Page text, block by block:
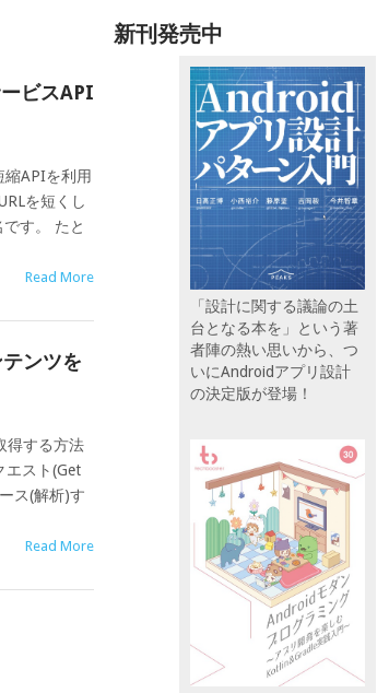
ビスAPI
縮APIを利用
を短くし
す。 たと
Read More
ンツを
得する方法
エスト(Get
ス(解析)す
Read More
新刊発売中
「設計に関する議論の土
台となる本を」という著
者陣の熱い思いから、つ
いにAndroidアプリ設計
の決定版が登場！